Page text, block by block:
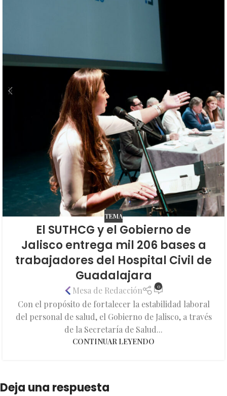
TEMA
El SUTHCG y el Gobierno de
Jalisco entrega mil 206 bases a
trabajadores del Hospital Civil de
Guadalajara
Mesa de Redacción 0
Con el propósito de fortalecer la estabilidad laboral
del personal de salud, el Gobierno de Jalisco, a través
de la Secretaría de Salud...
CONTINUAR LEYENDO
Deja una respuesta